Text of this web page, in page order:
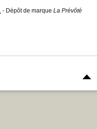
- Dépôt de marque La Prévôté